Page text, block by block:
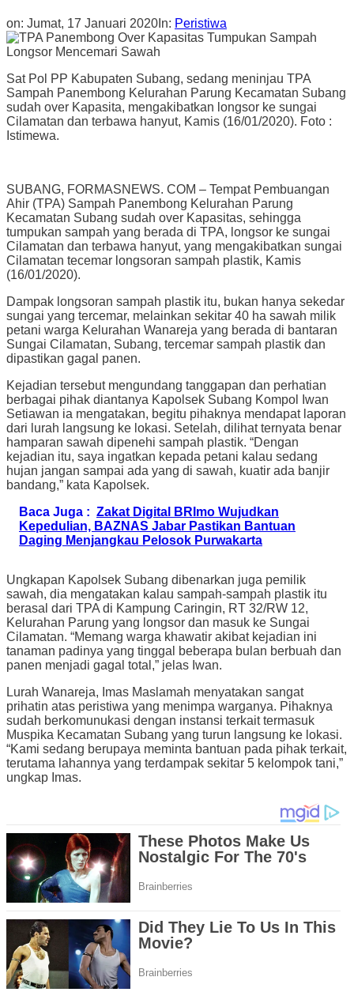
on: Jumat, 17 Januari 2020 In: Peristiwa
Sat Pol PP Kabupaten Subang, sedang meninjau TPA
Sampah Panembong Kelurahan Parung Kecamatan Subang
sudah over Kapasita, mengakibatkan longsor ke sungai
Cilamatan dan terbawa hanyut, Kamis (16/01/2020). Foto :
Istimewa.
SUBANG, FORMASNEWS. COM – Tempat Pembuangan
Ahir (TPA) Sampah Panembong Kelurahan Parung
Kecamatan Subang sudah over Kapasitas, sehingga
tumpukan sampah yang berada di TPA, longsor ke sungai
Cilamatan dan terbawa hanyut, yang mengakibatkan sungai
Cilamatan tecemar longsoran sampah plastik, Kamis
(16/01/2020).
Dampak longsoran sampah plastik itu, bukan hanya sekedar
sungai yang tercemar, melainkan sekitar 40 ha sawah milik
petani warga Kelurahan Wanareja yang berada di bantaran
Sungai Cilamatan, Subang, tercemar sampah plastik dan
dipastikan gagal panen.
Kejadian tersebut mengundang tanggapan dan perhatian
berbagai pihak diantanya Kapolsek Subang Kompol Iwan
Setiawan ia mengatakan, begitu pihaknya mendapat laporan
dari lurah langsung ke lokasi. Setelah, dilihat ternyata benar
hamparan sawah dipenehi sampah plastik. “Dengan
kejadian itu, saya ingatkan kepada petani kalau sedang
hujan jangan sampai ada yang di sawah, kuatir ada banjir
bandang,” kata Kapolsek.
Baca Juga : Zakat Digital BRImo Wujudkan
Kepedulian, BAZNAS Jabar Pastikan Bantuan
Daging Menjangkau Pelosok Purwakarta
Ungkapan Kapolsek Subang dibenarkan juga pemilik
sawah, dia mengatakan kalau sampah-sampah plastik itu
berasal dari TPA di Kampung Caringin, RT 32/RW 12,
Kelurahan Parung yang longsor dan masuk ke Sungai
Cilamatan. “Memang warga khawatir akibat kejadian ini
tanaman padinya yang tinggal beberapa bulan berbuah dan
panen menjadi gagal total,” jelas Iwan.
Lurah Wanareja, Imas Maslamah menyatakan sangat
prihatin atas peristiwa yang menimpa warganya. Pihaknya
sudah berkomunukasi dengan instansi terkait termasuk
Muspika Kecamatan Subang yang turun langsung ke lokasi.
“Kami sedang berupaya meminta bantuan pada pihak terkait,
terutama lahannya yang terdampak sekitar 5 kelompok tani,”
ungkap Imas.